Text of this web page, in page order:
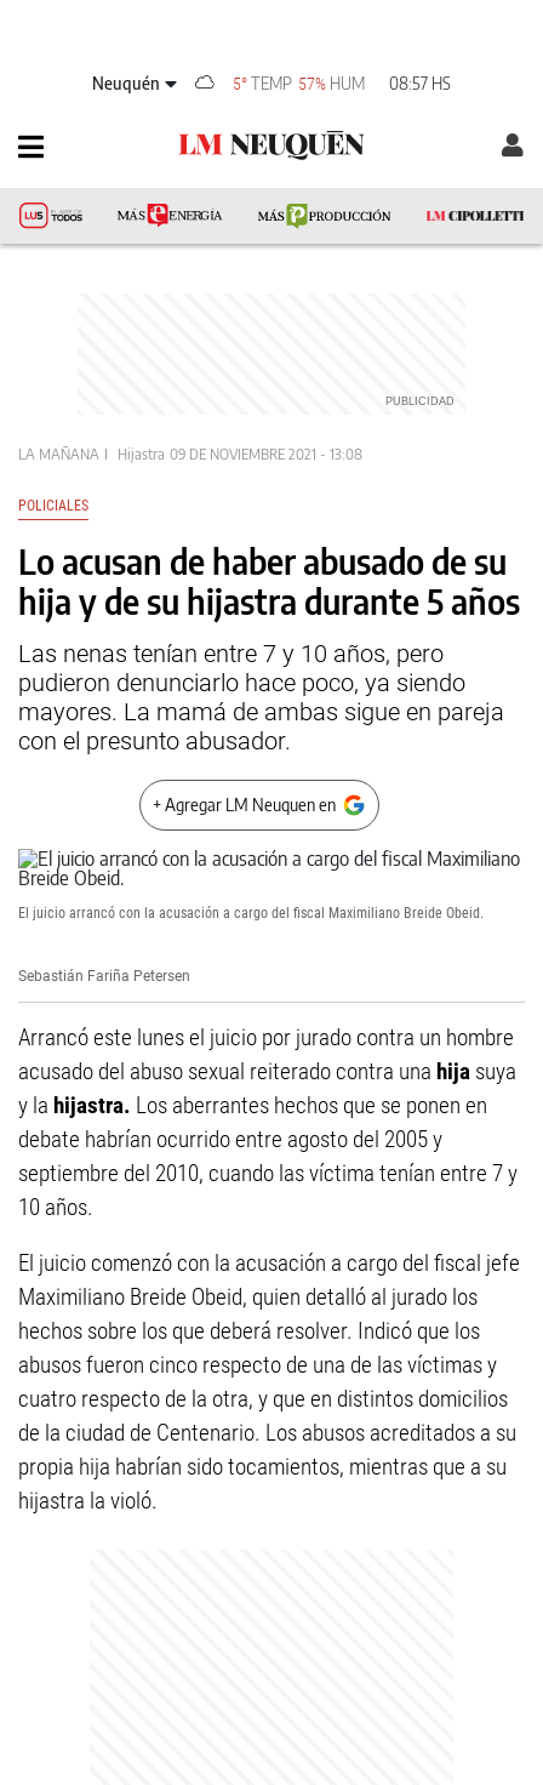
Neuquén 5°TEMP 57% HUM 08:57 HS
LA MAÑANA Hijastra 09 DE NOVIEMBRE 2021 - 13:08
POLICIALES
Lo acusan de haber abusado de su
hija y de su hijastra durante 5 años
Las nenas tenían entre 7 y 10 años, pero
pudieron denunciarlo hace poco, ya siendo
mayores. La mamá de ambas sigue en pareja
con el presunto abusador.
+ Agregar LM Neuquen en
El juicio arrancó con la acusación a cargo del fiscal Maximiliano Breide Obeid.
Sebastián Fariña Petersen
Arrancó este lunes el juicio por jurado contra un hombre
acusado del abuso sexual reiterado contra una hija suya
y la hijastra. Los aberrantes hechos que se ponen en
debate habrían ocurrido entre agosto del 2005 y
septiembre del 2010, cuando las víctima tenían entre 7 y
10 años.
El juicio comenzó con la acusación a cargo del fiscal jefe
Maximiliano Breide Obeid, quien detalló al jurado los
hechos sobre los que deberá resolver. Indicó que los
abusos fueron cinco respecto de una de las víctimas y
cuatro respecto de la otra, y que en distintos domicilios
de la ciudad de Centenario. Los abusos acreditados a su
propia hija habrían sido tocamientos, mientras que a su
hijastra la violó.